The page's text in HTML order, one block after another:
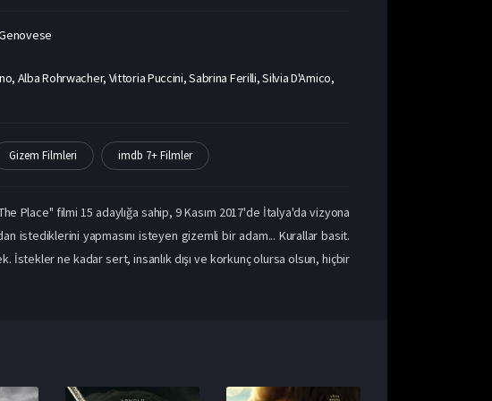
Alba Rohrwacher, Vittoria Puccini, Sabrina Ferilli, Silvia D'Amico,
Gizem Filmleri imdb 7+ Filmler
filmi 15 adaylığa sahip, 9 Kasım 2017'de İtalya'da vizyona
istediklerini yapmasını isteyen gizemli bir adam... Kurallar basit.
ne kadar sert, insanlık dışı ve korkunç olursa olsun, hiçbir